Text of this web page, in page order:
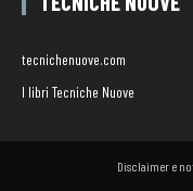
tecnichenuove.com
I libri Tecniche Nuove
Disclaimer e